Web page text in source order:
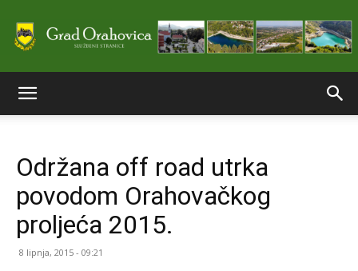
stranice
Održana off road utrka
povodom Orahovačkog
proljeća 2015.
8 lipnja, 2015 - 09:21